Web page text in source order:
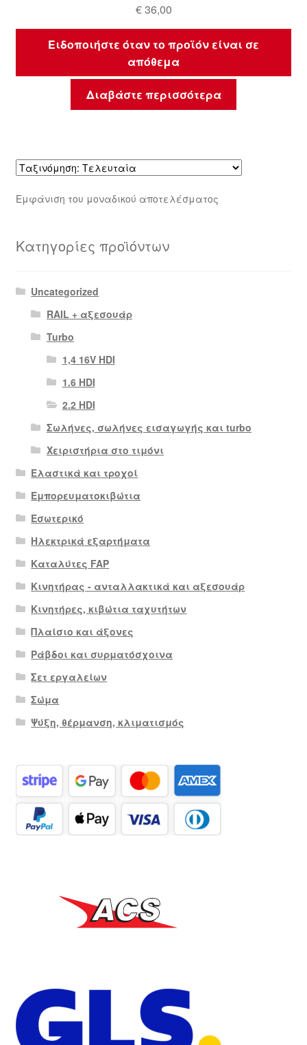
€36,00
Ειδοποιήστε όταν το προϊόν είναι σε
απόθεμα
Διαβάστε περισσότερα
Εμφάνιση του μοναδικού αποτελέσματος
Κατηγορίες προϊόντων
Uncategorized
RAIL + αξεσουάρ
Turbo
1,4 16V HDI
1.6 HDI
2.2 HDI
Σωλήνες, σωλήνες εισαγωγής και turbo
Χειριστήρια στο τιμόνι
Ελαστικά και τροχοί
Εμπορευματοκιβώτια
Εσωτερικό
Ηλεκτρικά εξαρτήματα
Καταλύτες FAP
Κινητήρας - ανταλλακτικά και αξεσουάρ
Κινητήρες, κιβώτια ταχυτήτων
Πλαίσιο και άξονες
Ράβδοι και συρματόσχοινα
Σετ εργαλείων
Σώμα
Ψύξη, θέρμανση, κλιματισμός